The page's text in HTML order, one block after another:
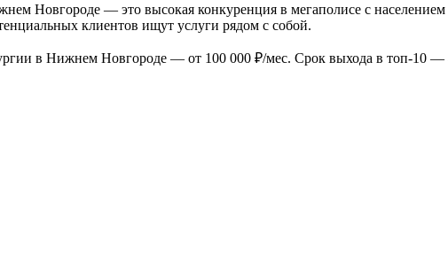
Новгороде — это высокая конкуренция в мегаполисе с
клиентов ищут услуги рядом с собой.
в Нижнем Новгороде — от 100 000 ₽/мес. Срок выхода в топ-10